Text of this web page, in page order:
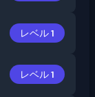
レベル 1
レベル 1